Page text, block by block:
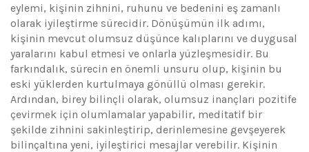
eylemi, kişinin zihnini, ruhunu ve bedenini eş zamanlı
olarak iyileştirme sürecidir. Dönüşümün ilk adımı,
kişinin mevcut olumsuz düşünce kalıplarını ve duygusal
yaralarını kabul etmesi ve onlarla yüzleşmesidir. Bu
farkındalık, sürecin en önemli unsuru olup, kişinin bu
eski yüklerden kurtulmaya gönüllü olması gerekir.
Ardından, birey bilinçli olarak, olumsuz inançları pozitife
çevirmek için olumlamalar yapabilir, meditatif bir
şekilde zihnini sakinleştirip, derinlemesine gevşeyerek
bilinçaltına yeni, iyileştirici mesajlar verebilir. Kişinin